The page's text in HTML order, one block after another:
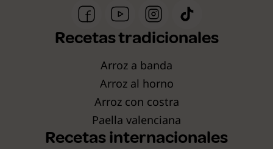
Recetas tradicionales
Arroz a banda
Arroz al horno
Arroz con costra
Paella valenciana
Recetas internacionales